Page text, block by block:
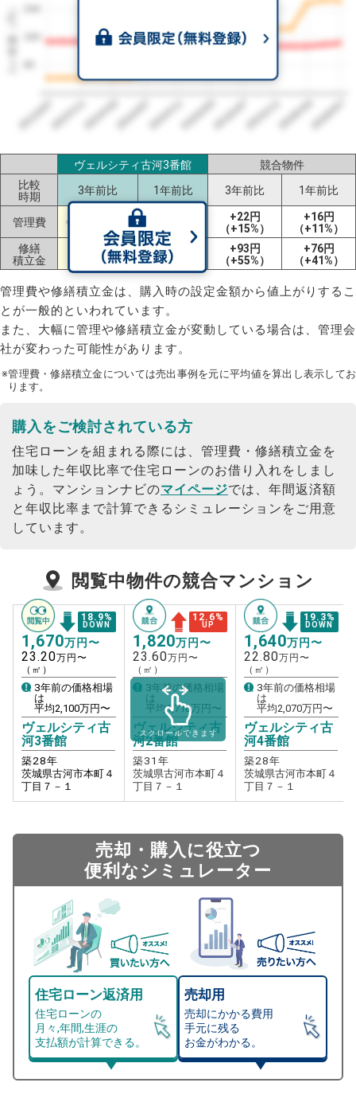
1㎡単価（円）
2023/072023/112024/032024/072024/112025/032025/072025/112026/032026/07
ヴェルシティ古河3番館
競合物件
比較
時期
3年前比 1年前比 3年前比 1年前比
管理費 -5円（-3%）
（+8%）
+22円
（+15%）
+16円
（+11%）
修繕
積立金
+223円
（+519%）
+96円
（+56%）
+93円
（+55%）
+76円
（+41%）
管理費や修繕積立金は、購入時の設定金額から値上がりするこ
とが一般的といわれています。
また、大幅に管理や修繕積立金が変動している場合は、管理会
社が変わった可能性があります。
※管理費・修繕積立金については売出事例を元に平均値を算出し表示してお
ります。
購入をご検討されている方
住宅ローンを組まれる際には、管理費・修繕積立金を
加味した年収比率で住宅ローンのお借り入れをしまし
ょう。 マンションナビのマイページでは、年間返済額
と年収比率まで計算できるシミュレーションをご用意
しています。
閲覧中物件の競合マンション
18.9%
DOWN
1,670万円〜
23.20万円〜
（㎡）
3年前の価格相場
は
平均2,100万円〜
ヴェルシティ古
河3番館
築28年
茨城県古河市本町４
丁目７－１
12.6%
UP
1,820万円〜
23.60万円〜
（㎡）
3年前の価格相場
は
平均1,710万円〜
ヴェルシティ古
河2番館
築31 年
茨城県古河市本町４
丁目７－１
19.3%
DOWN
1,640万円〜
22.80万円〜
（㎡）
3年前の価格相場
は
平均2,070万円〜
ヴェルシティ古
河4番館
築28年
茨城県古河市本町４
丁目７－１
スクロールできます
売却・購入に役立つ
便利なシミュレーター
住宅ローン返済用
住宅ローンの
月々,年間,生涯の
支払額が計算できる。
売却用
売却にかかる費用
手元に残る
お金がわかる。
総支払額シミュレーション
マンション売却シミュレーター